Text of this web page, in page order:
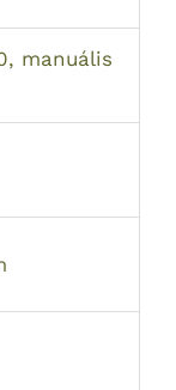
manuális